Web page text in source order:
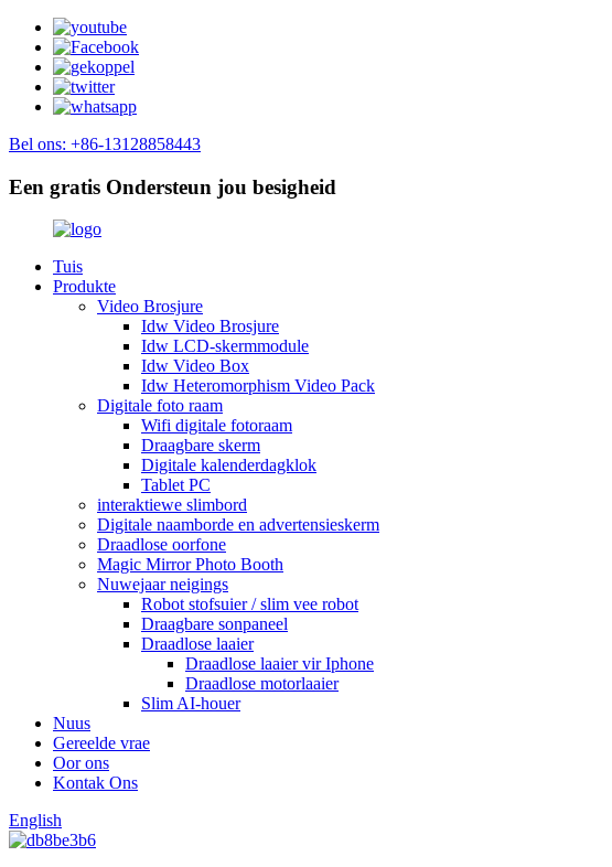
Bel ons: +86-13128858443
Een gratis Ondersteun jou besigheid
Tuis
Produkte
Video Brosjure
Idw Video Brosjure
Idw LCD-skermmodule
Idw Video Box
Idw Heteromorphism Video Pack
Digitale foto raam
Wifi digitale fotoraam
Draagbare skerm
Digitale kalenderdagklok
Tablet PC
interaktiewe slimbord
Digitale naamborde en advertensieskerm
Draadlose oorfone
Magic Mirror Photo Booth
Nuwejaar neigings
Robot stofsuier / slim vee robot
Draagbare sonpaneel
Draadlose laaier
Draadlose laaier vir Iphone
Draadlose motorlaaier
Slim AI-houer
Nuus
Gereelde vrae
Oor ons
Kontak Ons
English